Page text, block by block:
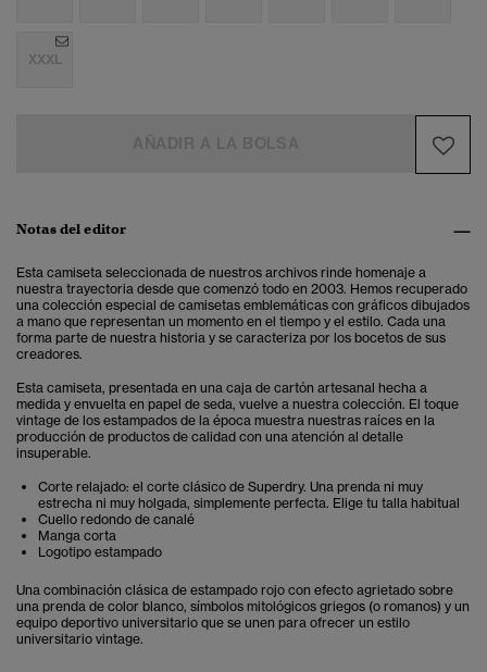
XXXL
Notas del editor
Esta camiseta seleccionada de nuestros archivos rinde homenaje a
nuestra trayectoria desde que comenzó todo en 2003. Hemos recuperado
una colección especial de camisetas emblemáticas con gráficos dibujados
a mano que representan un momento en el tiempo y el estilo. Cada una
forma parte de nuestra historia y se caracteriza por los bocetos de sus
creadores.
Esta camiseta, presentada en una caja de cartón artesanal hecha a
medida y envuelta en papel de seda, vuelve a nuestra colección. El toque
vintage de los estampados de la época muestra nuestras raíces en la
producción de productos de calidad con una atención al detalle
insuperable.
Corte relajado: el corte clásico de Superdry. Una prenda ni muy
estrecha ni muy holgada, simplemente perfecta. Elige tu talla habitual
Cuello redondo de canalé
Manga corta
Logotipo estampado
Una combinación clásica de estampado rojo con efecto agrietado sobre
una prenda de color blanco, símbolos mitológicos griegos (o romanos) y un
equipo deportivo universitario que se unen para ofrecer un estilo
universitario vintage.